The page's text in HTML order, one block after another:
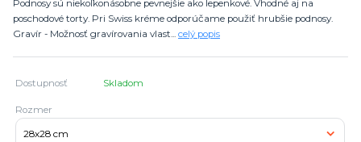
Podnosy sú niekoľkonásobne pevnejšie ako lepenkové. Vhodné aj na
poschodové torty. Pri Swiss kréme odporúčame použiť hrubšie podnosy.
Gravír - Možnosť gravírovania vlast... celý popis
Dostupnosť Skladom
Rozmer